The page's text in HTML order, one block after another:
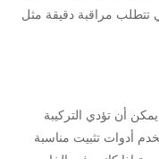
تتطلب مراقبة دقيقة مثل
أن تؤدي التركيبة
أدوات تثبيت مناسبة